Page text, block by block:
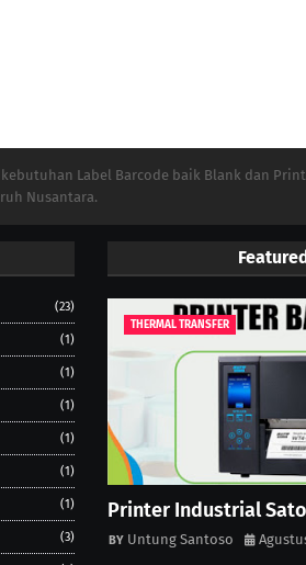
Label Barcode baik Blank dan
Nusantara.
(23)
(1)
(1)
(1)
(1)
(1)
(1)
(3)
THERMAL TRANSFER
Printer Industrial Sato
Untung Santoso